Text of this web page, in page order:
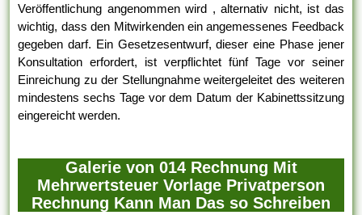
Veröffentlichung angenommen wird , alternativ nicht, ist das
wichtig, dass den Mitwirkenden ein angemessenes Feedback
gegeben darf. Ein Gesetzesentwurf, dieser eine Phase jener
Konsultation erfordert, ist verpflichtet fünf Tage vor seiner
Einreichung zu der Stellungnahme weitergeleitet des weiteren
mindestens sechs Tage vor dem Datum der Kabinettssitzung
eingereicht werden.
Galerie von 014 Rechnung Mit
Mehrwertsteuer Vorlage Privatperson
Rechnung Kann Man Das so Schreiben